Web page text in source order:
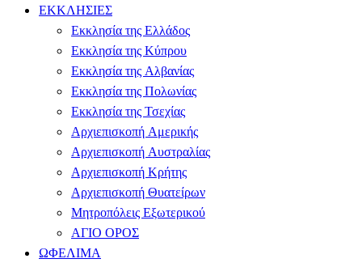
ΕΚΚΛΗΣΙΕΣ
Εκκλησία της Ελλάδος
Εκκλησία της Κύπρου
Εκκλησία της Αλβανίας
Εκκλησία της Πολωνίας
Εκκλησία της Τσεχίας
Αρχιεπισκοπή Αμερικής
Αρχιεπισκοπή Αυστραλίας
Αρχιεπισκοπή Κρήτης
Αρχιεπισκοπή Θυατείρων
Μητροπόλεις Εξωτερικού
ΑΓΙΟ ΟΡΟΣ
ΩΦΕΛΙΜΑ